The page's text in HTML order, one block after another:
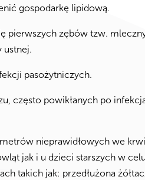
gospodarkę lipidową.
pierwszych zębów tzw.
ustnej.
pasożytniczych.
często powikłanych po
nieprawidłowych we
jak i u dzieci starszych w
takich jak: przedłużona